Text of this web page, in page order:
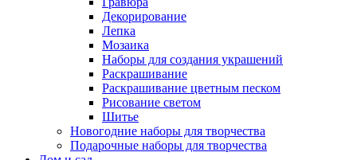
Декорирование
Лепка
Мозаика
Наборы для создания украшений
Раскрашивание
Раскрашивание цветным песком
Рисование светом
Шитье
Новогодние наборы для творчества
Подарочные наборы для творчества